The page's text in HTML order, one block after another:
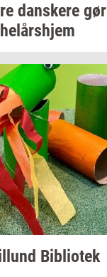
dan­ske­re gør
helårs­hjem
Bi­bli­o­tek